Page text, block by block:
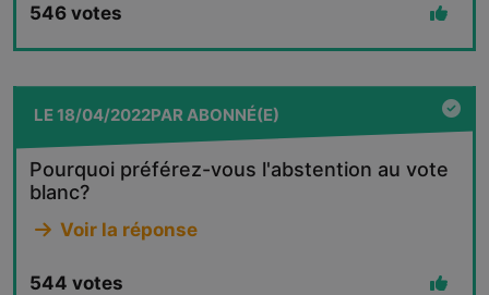
546 votes
LE18/04/2022PARABONNÉ(E)
Pourquoi préférez-vous l'abstention au vote
blanc?
Voir la réponse
544 votes